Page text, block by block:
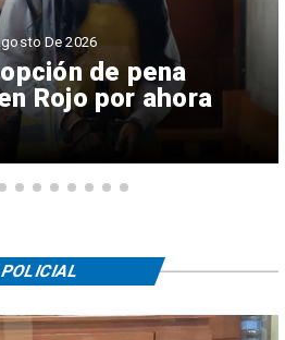
de pena
Rojo por ahora
De 2026
POLICIAL